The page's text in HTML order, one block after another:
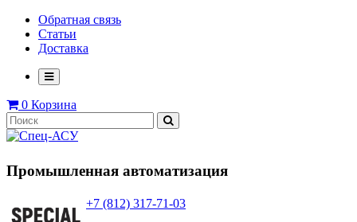
Обратная связь
Статьи
Доставка
0 Корзина
Промышленная автоматизация
+7 (812) 317-71-03